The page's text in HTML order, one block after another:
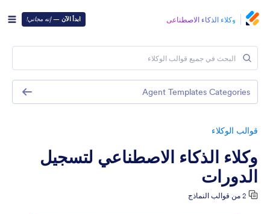
وكلاء الذكاء الاصطناعي ابدأ الآن —إنه مجاني!
قوالب الوكلاء
وكلاء الذكاء الاصطناعي لتسجيل
الدورات
2 من قوالب النماذج
Agent Templates Categories